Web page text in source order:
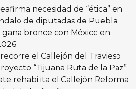
necesidad de “ética” en
de diputadas de Puebla
gana bronce con México en
el Callejón del Travieso
“Tijuana Ruta de la Paz”
rehabilita el Callejón Reforma